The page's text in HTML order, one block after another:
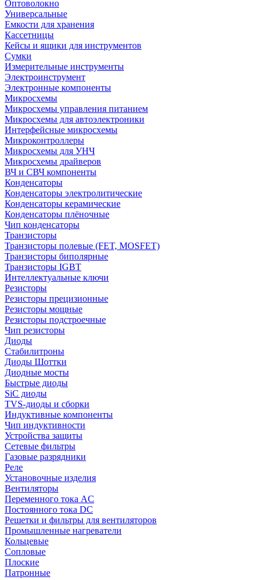
Оптоволокно
Универсальные
Емкости для хранения
Кассетницы
Кейсы и ящики для инструментов
Сумки
Измерительные инструменты
Электроинструмент
Электронные компоненты
Микросхемы
Микросхемы управления питанием
Микросхемы для автоэлектроники
Интерфейсные микросхемы
Микроконтроллеры
Микросхемы для УНЧ
Микросхемы драйверов
ВЧ и СВЧ компоненты
Конденсаторы
Конденсаторы электролитические
Конденсаторы керамические
Конденсаторы плёночные
Чип конденсаторы
Транзисторы
Транзисторы полевые (FET, MOSFET)
Транзисторы биполярные
Транзисторы IGBT
Интеллектуальные ключи
Резисторы
Резисторы прецизионные
Резисторы мощные
Резисторы подстроечные
Чип резисторы
Диоды
Стабилитроны
Диоды Шоттки
Диодные мосты
Быстрые диоды
SiC диоды
TVS-диоды и сборки
Индуктивные компоненты
Чип индуктивности
Устройства защиты
Сетевые фильтры
Газовые разрядники
Реле
Установочные изделия
Вентиляторы
Переменного тока AC
Постоянного тока DC
Решетки и фильтры для вентиляторов
Промышленные нагреватели
Кольцевые
Сопловые
Плоские
Патронные